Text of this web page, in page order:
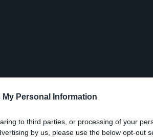
My Personal Information
to third parties, or processing of your
by us, please use the below opt-out